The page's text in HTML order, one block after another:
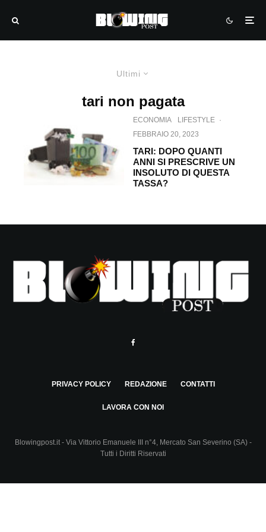
Ultimi
tari non pagata
ECONOMIA LIFESTYLE ·
FEBBRAIO 20, 2023
TARI: DOPO QUANTI
ANNI SI PRESCRIVE UN
INSOLUTO DI QUESTA
TASSA?
PRIVACY POLICY REDAZIONE CONTATTI
LAVORA CON NOI
Blowingpost.it - Via Vittorio Emanuele III n°4, Mercato San Severino (SA) -
Tutti i Diritti Riservati